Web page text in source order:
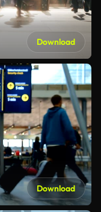
Download
Download